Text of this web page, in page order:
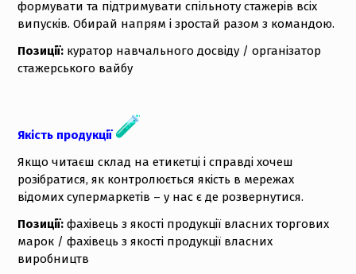
формувати та підтримувати спільноту стажерів всіх
випусків. Обирай напрям і зростай разом з командою.
Позиції:куратор навчального досвіду / організатор
стажерського вайбу
Якість продукції
Якщо читаєш склад на етикетці і справді хочеш
розібратися, як контролюється якість в мережах
відомих супермаркетів – у нас є де розвернутися.
Позиції: фахівець з якості продукції власних торгових
марок / фахівець з якості продукції власних
виробництв